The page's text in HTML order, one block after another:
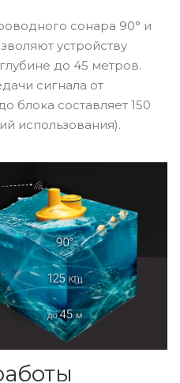
сонара 90° и
устройству
до 45 метров.
сигнала от
блока составляет 150
использования).